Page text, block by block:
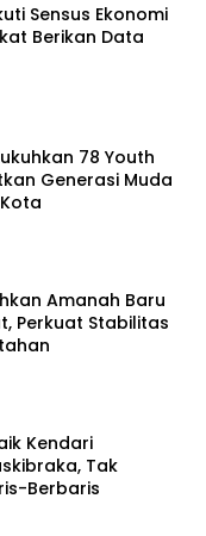
Sensus Ekonomi
Berikan Data
78 Youth
Generasi Muda
Amanah Baru
Perkuat Stabilitas
Kendari
Tak
Berbaris